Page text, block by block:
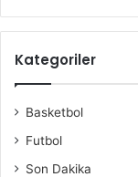
Kategoriler
Basketbol
Futbol
Son Dakika